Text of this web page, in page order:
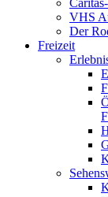
VHS
Der
Freizeit